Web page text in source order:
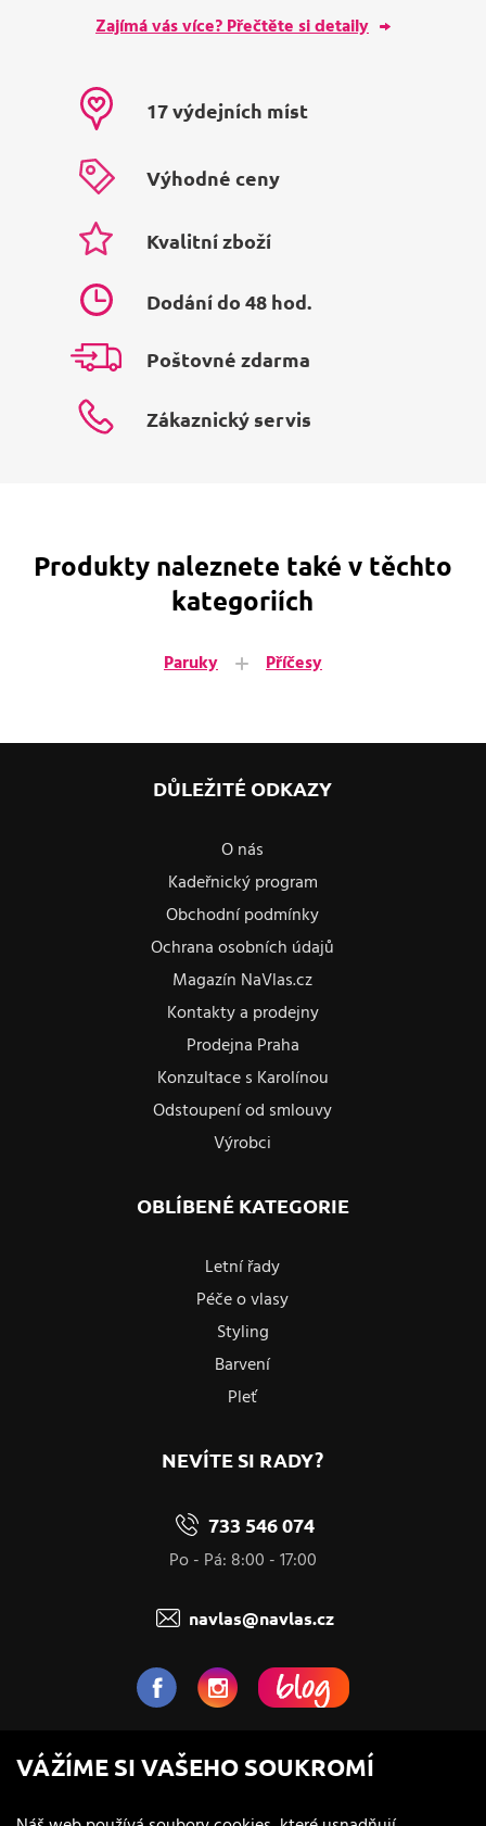
Zajímá vás více? Přečtěte si detaily
17 výdejních míst
Výhodné ceny
Kvalitní zboží
Dodání do 48 hod.
Poštovné zdarma
Zákaznický servis
Produkty naleznete také v těchto
kategoriích
Paruky Příčesy
DŮLEŽITÉ ODKAZY
O nás
Kadeřnický program
Obchodní podmínky
Ochrana osobních údajů
Magazín NaVlas.cz
Kontakty a prodejny
Prodejna Praha
Konzultace s Karolínou
Odstoupení od smlouvy
Výrobci
OBLÍBENÉ KATEGORIE
Letní řady
Péče o vlasy
Styling
Barvení
Pleť
NEVÍTE SI RADY?
733 546 074
Po - Pá: 8:00 - 17:00
navlas@navlas.cz
NaVlas.cz - Vlasová kosmetika
provozovatel e-shopu a prodejen
VÁŽÍME SI VAŠEHO SOUKROMÍ